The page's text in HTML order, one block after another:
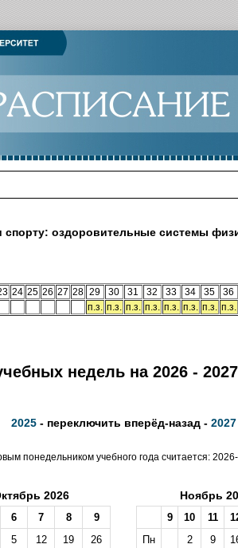
оздоровительные системы
24 25 26 27 28 29 30 31 32 33 34 35 36
п.з. п.з. п.з. п.з. п.з. п.з. п.з. п.з.
недель на 2026 -
2025- переключить вперёд-назад - 2027
понедельником учебного года считается:
2026
6 7 8
9
5 12 19
26
Ноябрь
9 10 11
Пн
2 9